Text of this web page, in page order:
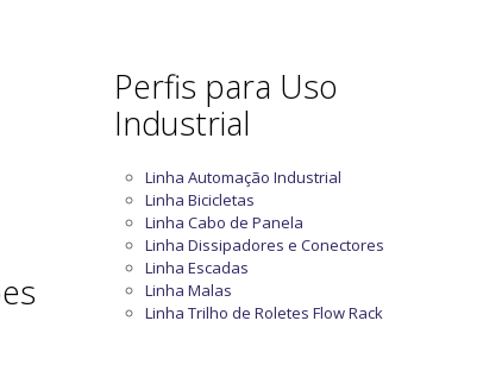
Perfis para Uso
Industrial
Linha Automação Industrial
Linha Bicicletas
Linha Cabo de Panela
Linha Dissipadores e Conectores
Linha Escadas
Linha Malas
Linha Trilho de Roletes Flow Rack